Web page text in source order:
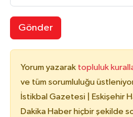
Gönder
Yorum yazarak topluluk
ve tüm sorumluluğu
İstikbal Gazetesi | Eskişehir
Dakika Haber hiçbir şekilde